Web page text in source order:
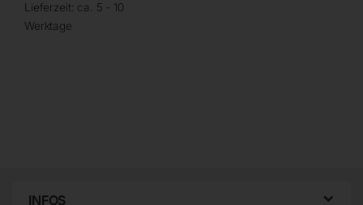
Lieferzeit: ca. 5 - 10
Werktage
INFOS